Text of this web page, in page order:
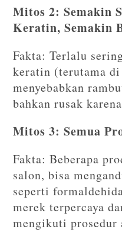
Mitos 2: Semakin
Keratin, Semakin
Fakta: Terlalu
keratin (terutama
menyebabkan
bahkan rusak
Mitos 3: Semua
Fakta: Beberapa
salon, bisa
seperti
merek terpercaya
mengikuti prosedur